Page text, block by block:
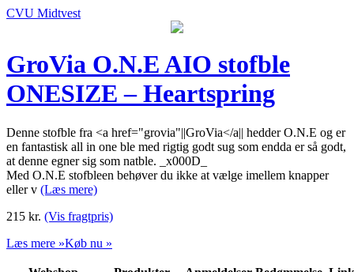
CVU Midtvest
GroVia O.N.E AIO stofble
ONESIZE – Heartspring
Denne stofble fra <a href="grovia"||GroVia</a|| hedder O.N.E og er
en fantastisk all in one ble med rigtig godt sug som endda er så godt,
at denne egner sig som natble. _x000D_
Med O.N.E stofbleen behøver du ikke at vælge imellem knapper
eller v (Læs mere)
215 kr. (Vis fragtpris)
Læs mere »Køb nu »